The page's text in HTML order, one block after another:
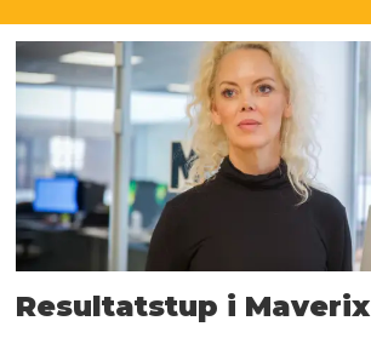
Resultatstup i Maverix